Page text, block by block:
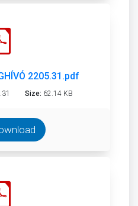
2205.31.pdf
Size: 62.14 KB